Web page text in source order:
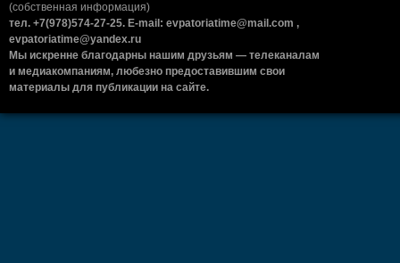
(собственная информация)
тел. +7(978)574-27-25. E-mail: evpatoriatime@mail.com ,
evpatoriatime@yandex.ru
Мы искренне благодарны нашим друзьям — телеканалам
и медиакомпаниям, любезно предоставившим свои
материалы для публикации на сайте.